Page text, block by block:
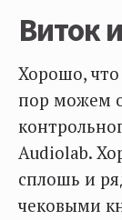
Виток
Хорошо,
пор можем
Audiolab.
сплошь и
чековыми